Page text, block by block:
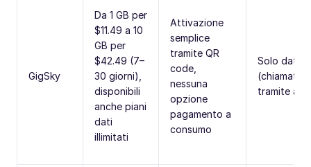
GigSky
Da 1 GB per
$11.49 a 10
GB per
$42.49 (7–
30 giorni),
disponibili
anche piani
dati
illimitati
Attivazione
semplice
tramite QR
code,
nessuna
opzione
pagamento a
consumo
Solo dati
(chiamate
tramite